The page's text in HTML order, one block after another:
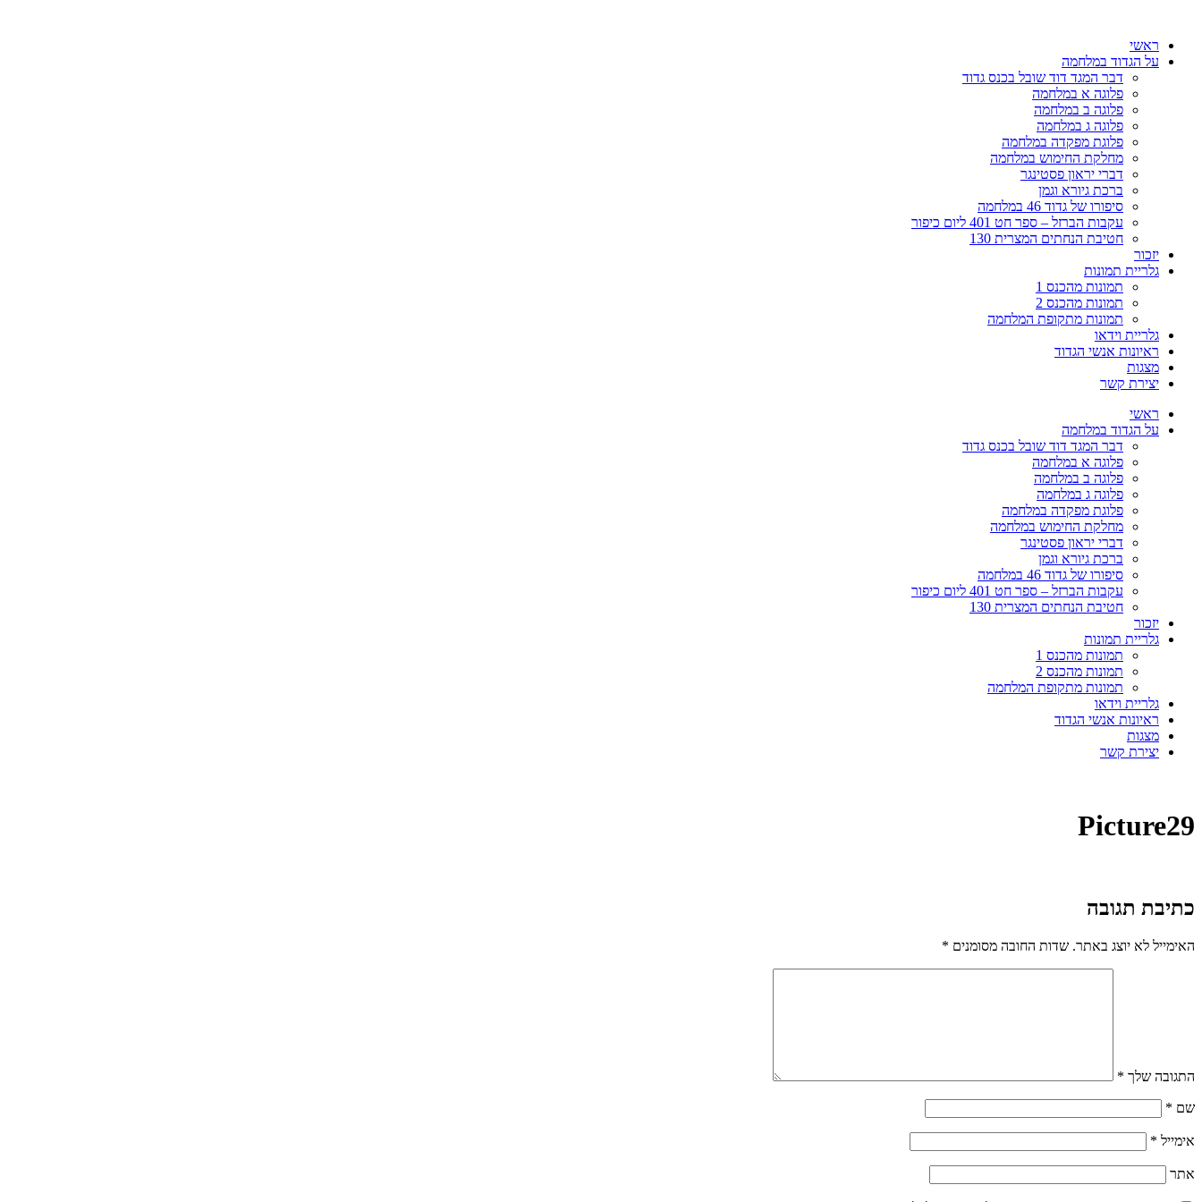
ראשי
על הגדוד במלחמה
דבר המגד דוד שובל בכנס גדוד
פלוגה א במלחמה
פלוגה ב במלחמה
פלוגה ג במלחמה
פלוגת מפקדה במלחמה
מחלקת החימוש במלחמה
דברי יראון פסטינגר
ברכת גיורא וגמן
סיפורו של גדוד 46 במלחמה
עקבות הברזל – ספר חט 401 ליום כיפור
חטיבת הנחתים המצרית 130
יזכור
גלריית תמונות
תמונות מהכנס 1
תמונות מהכנס 2
תמונות מתקופת המלחמה
גלריית וידאו
ראיונות אנשי הגדוד
מצגות
יצירת קשר
ראשי
על הגדוד במלחמה
דבר המגד דוד שובל בכנס גדוד
פלוגה א במלחמה
פלוגה ב במלחמה
פלוגה ג במלחמה
פלוגת מפקדה במלחמה
מחלקת החימוש במלחמה
דברי יראון פסטינגר
ברכת גיורא וגמן
סיפורו של גדוד 46 במלחמה
עקבות הברזל – ספר חט 401 ליום כיפור
חטיבת הנחתים המצרית 130
יזכור
גלריית תמונות
תמונות מהכנס 1
תמונות מהכנס 2
תמונות מתקופת המלחמה
גלריית וידאו
ראיונות אנשי הגדוד
מצגות
יצירת קשר
Picture29
כתיבת תגובה
האימייל לא יוצג באתר. שדות החובה מסומנים *
התגובה שלך *
שם *
אימייל *
אתר